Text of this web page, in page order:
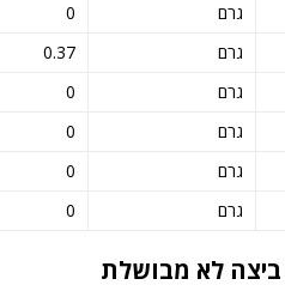
גרם
0
גרם
0.37
גרם
0
גרם
0
גרם
0
גרם 0